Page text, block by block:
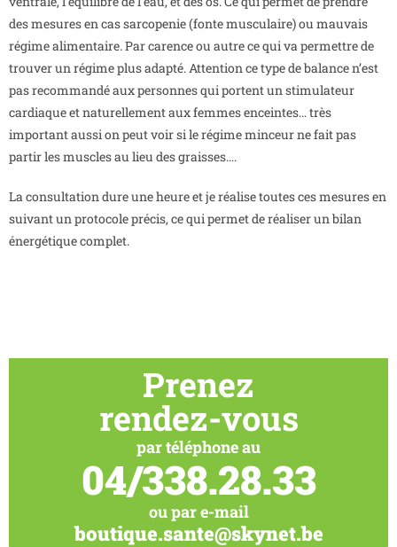
des mesures en cas sarcopenie (fonte musculaire) ou mauvais
régime alimentaire. Par carence ou autre ce qui va permettre de
trouver un régime plus adapté. Attention ce type de balance n’est
pas recommandé aux personnes qui portent un stimulateur
cardiaque et naturellement aux femmes enceintes… très
important aussi on peut voir si le régime minceur ne fait pas
partir les muscles au lieu des graisses….
La consultation dure une heure et je réalise toutes ces mesures en
suivant un protocole précis, ce qui permet de réaliser un bilan
énergétique complet.
Prenez
rendez-vous
par téléphone au
04/338.28.33
ou par e-mail
boutique.sante@skynet.be